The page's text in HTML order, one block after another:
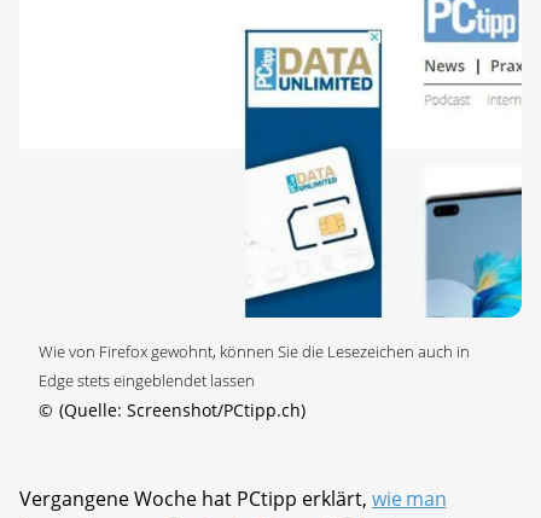
Wie von Firefox gewohnt, können Sie die Lesezeichen auch in
Edge stets eingeblendet lassen
© (Quelle: Screenshot/PCtipp.ch)
Vergangene Woche hat PCtipp erklärt, wie man